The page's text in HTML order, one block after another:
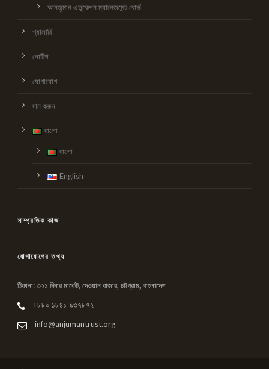
আনজুমান এডুকেশন ম্যানেজমেন্ট বোর্ড
গ্যালারি
নোটিশ
যোগাযোগ
দান করুন
বাংলা
বাংলা
English
সাম্প্রতিক কাজ
যোগাযোগের তথ্য
ঠিকানা: ৩২১ দিদার মার্কেট, দেওয়ান বাজার, চট্টগ্রাম, বাংলাদেশ
+৮৮০ ১৮৪১-৯৩৭৮৭২
info@anjumantrust.org